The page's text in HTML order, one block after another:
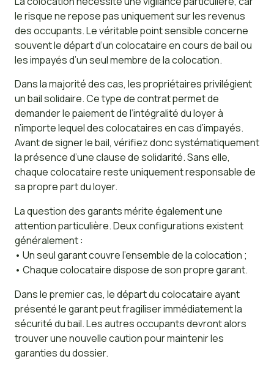
le risque ne repose pas uniquement sur les revenus
des occupants. Le véritable point sensible concerne
souvent le départ d’un colocataire en cours de bail ou
les impayés d’un seul membre de la colocation.
Dans la majorité des cas, les propriétaires privilégient
un bail solidaire. Ce type de contrat permet de
demander le paiement de l’intégralité du loyer à
n’importe lequel des colocataires en cas d’impayés.
Avant de signer le bail, vérifiez donc systématiquement
la présence d’une clause de solidarité. Sans elle,
chaque colocataire reste uniquement responsable de
sa propre part du loyer.
La question des garants mérite également une
attention particulière. Deux configurations existent
généralement :
• Un seul garant couvre l’ensemble de la colocation ;
• Chaque colocataire dispose de son propre garant.
Dans le premier cas, le départ du colocataire ayant
présenté le garant peut fragiliser immédiatement la
sécurité du bail. Les autres occupants devront alors
trouver une nouvelle caution pour maintenir les
garanties du dossier.